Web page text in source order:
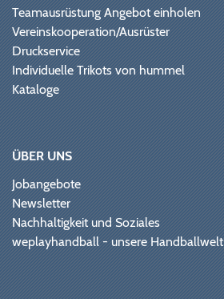
Teamausrüstung Angebot einholen
Vereinskooperation/Ausrüster
Druckservice
Individuelle Trikots von hummel
Kataloge
ÜBER UNS
Jobangebote
Newsletter
Nachhaltigkeit und Soziales
weplayhandball - unsere Handballwelt